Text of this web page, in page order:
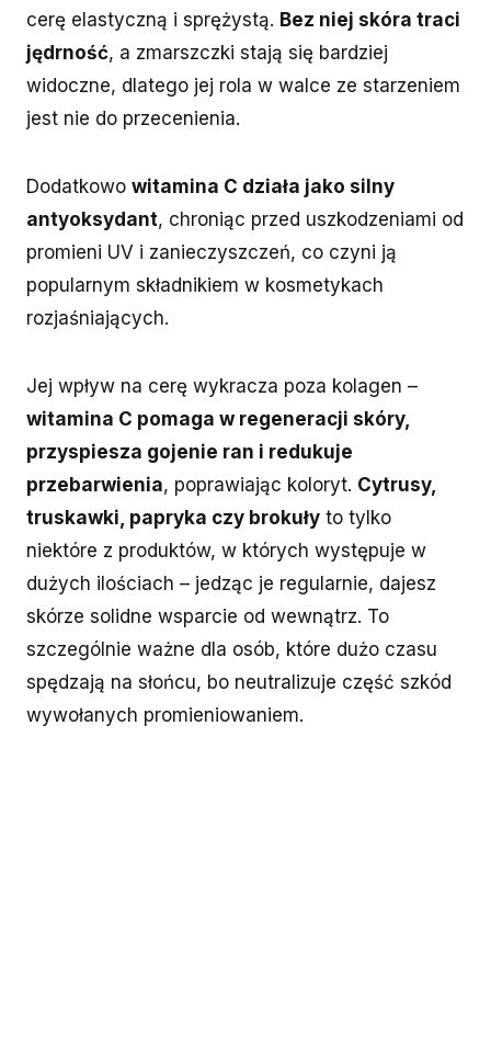
cerę elastyczną i sprężystą. Bez niej skóra traci
jędrność, a zmarszczki stają się bardziej
widoczne, dlatego jej rola w walce ze starzeniem
jest nie do przecenienia.
Dodatkowo witamina C działa jako silny
antyoksydant, chroniąc przed uszkodzeniami od
promieni UV i zanieczyszczeń, co czyni ją
popularnym składnikiem w kosmetykach
rozjaśniających.
Jej wpływ na cerę wykracza poza kolagen –
witamina C pomaga w regeneracji skóry,
przyspiesza gojenie ran i redukuje
przebarwienia, poprawiając koloryt. Cytrusy,
truskawki, papryka czy brokuły to tylko
niektóre z produktów, w których występuje w
dużych ilościach – jedząc je regularnie, dajesz
skórze solidne wsparcie od wewnątrz. To
szczególnie ważne dla osób, które dużo czasu
spędzają na słońcu, bo neutralizuje część szkód
wywołanych promieniowaniem.